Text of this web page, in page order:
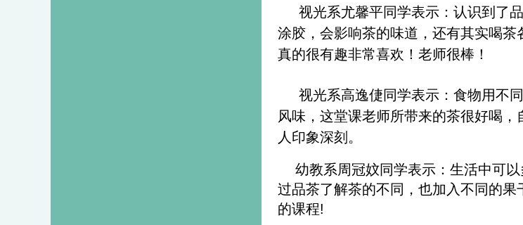
视光系尤馨平同学表示：认识到了
涂胶，会影响茶的味道，还有其实喝
真的很有趣非常喜欢！老师很棒！
视光系高逸倢同学表示：食物用不
风味，这堂课老师所带来的茶很好喝
人印象深刻。
幼教系周冠妏同学表示：生活中可
过品茶了解茶的不同，也加入不同的
的课程!